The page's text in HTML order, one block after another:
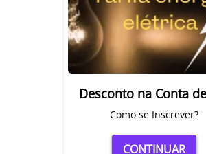
Desconto na Conta
Como se Inscrever?
CONTINUAR